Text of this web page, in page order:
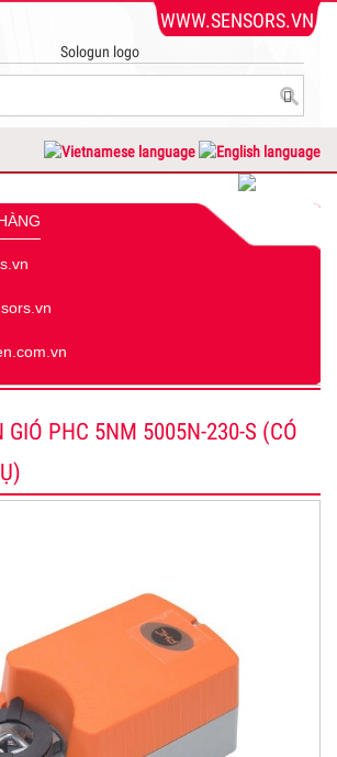
WWW.SENSORS.VN
GIÓ PHC 5NM 5005N-230-S (CÓ